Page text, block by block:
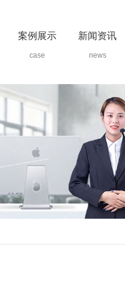
案例展示
case
新闻资讯
news